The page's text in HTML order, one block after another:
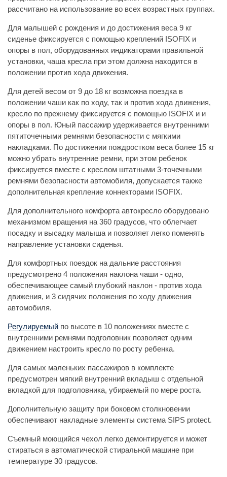
рассчитано на использование во всех возрастных группах.
Для малышей с рождения и до достижения веса 9 кг
сиденье фиксируется с помощью креплений ISOFIX и
опоры в пол, оборудованных индикаторами правильной
установки, чаша кресла при этом должна находится в
положении против хода движения.
Для детей весом от 9 до 18 кг возможна поездка в
положении чаши как по ходу, так и против хода движения,
кресло по прежнему фиксируется с помощью ISOFIX и и
опоры в пол. Юный пассажир удерживается внутренними
пятиточечными ремнями безопасности с мягкими
накладками. По достижении пождростком веса более 15 кг
можно убрать внутренние ремни, при этом ребенок
фиксируется вместе с креслом штатными 3-точечными
ремнями безопасности автомобиля, допускается также
дополнительная крепление коннекторами ISOFIX.
Для дополнительного комфорта автокресло оборудовано
механизмом вращения на 360 градусов, что облегчает
посадку и высадку малыша и позволяет легко поменять
направление установки сиденья.
Для комфортных поездок на дальние расстояния
предусмотрено 4 положения наклона чаши - одно,
обеспечивающее самый глубокий наклон - против хода
движения, и 3 сидячих положения по ходу движения
автомобиля.
Регулируемый по высоте в 10 положениях вместе с
внутренними ремнями подголовник позволяет одним
движением настроить кресло по росту ребенка.
Для самых маленьких пассажиров в комплекте
предусмотрен мягкий внутренний вкладыш с отдельной
вкладкой для подголовника, убираемый по мере роста.
Дополнительную защиту при боковом столкновении
обеспечивают накладные элементы система SIPS protect.
Съемный моющийся чехол легко демонтируется и может
стираться в автоматической стиральной машине при
температуре 30 градусов.